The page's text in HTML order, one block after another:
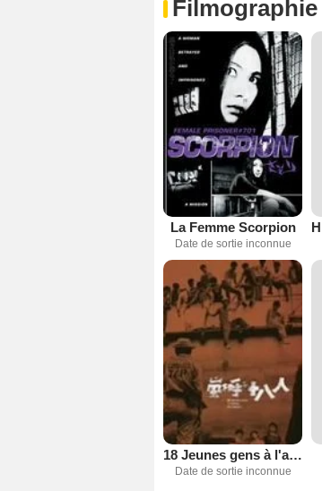
Filmographie
La Femme Scorpion
Date de sortie inconnue
18 Jeunes gens à l'appel de l'orage
Date de sortie inconnue